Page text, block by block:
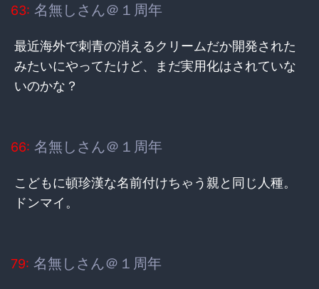
63: 名無しさん＠１周年
最近海外で刺青の消えるクリームだか開発された
みたいにやってたけど、まだ実用化はされていな
いのかな？
66: 名無しさん＠１周年
こどもに頓珍漢な名前付けちゃう親と同じ人種。
ドンマイ。
79: 名無しさん＠１周年